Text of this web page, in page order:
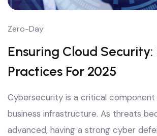
Zero-Day
Ensuring Cloud Security:
Practices For 2025
Cybersecurity is a critical
business infrastructure. As threats
advanced, having a strong cyber